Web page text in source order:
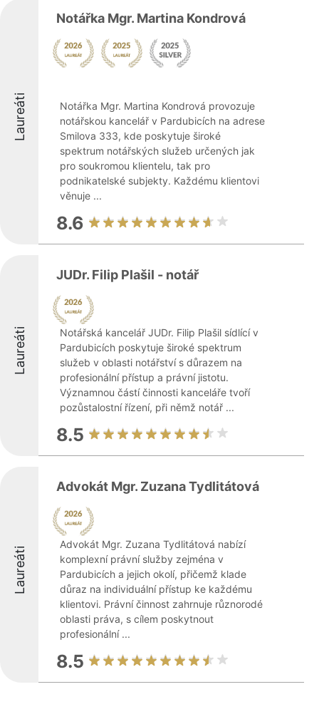
Laureáti
Notářka Mgr. Martina Kondrová
Notářka Mgr. Martina Kondrová provozuje
notářskou kancelář v Pardubicích na adrese
Smilova 333, kde poskytuje široké
spektrum notářských služeb určených jak
pro soukromou klientelu, tak pro
podnikatelské subjekty. Každému klientovi
věnuje ...
8.6
Laureáti
JUDr. Filip Plašil - notář
Notářská kancelář JUDr. Filip Plašil sídlící v
Pardubicích poskytuje široké spektrum
služeb v oblasti notářství s důrazem na
profesionální přístup a právní jistotu.
Významnou částí činnosti kanceláře tvoří
pozůstalostní řízení, při němž notář ...
8.5
Laureáti
Advokát Mgr. Zuzana Tydlitátová
Advokát Mgr. Zuzana Tydlitátová nabízí
komplexní právní služby zejména v
Pardubicích a jejich okolí, přičemž klade
důraz na individuální přístup ke každému
klientovi. Právní činnost zahrnuje různorodé
oblasti práva, s cílem poskytnout
profesionální ...
8.5